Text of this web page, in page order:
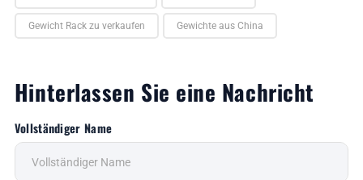
Gewicht Rack zu verkaufen Gewichte aus China
Hinterlassen Sie eine Nachricht
Vollständiger Name